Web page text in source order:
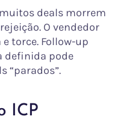
deals morrem
O vendedor
torce. Follow-up
definida pode
“parados”.
ICP